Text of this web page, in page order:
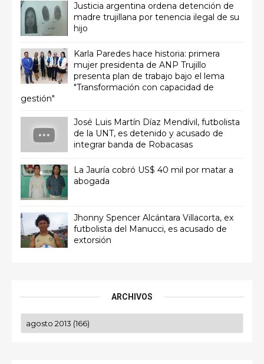
Justicia argentina ordena detención de
madre trujillana por tenencia ilegal de su
hijo
Karla Paredes hace historia: primera
mujer presidenta de ANP Trujillo
presenta plan de trabajo bajo el lema
"Transformación con capacidad de
gestión"
José Luis Martín Díaz Mendívil, futbolista
de la UNT, es detenido y acusado de
integrar banda de Robacasas
La Jauría cobró US$ 40 mil por matar a
abogada
Jhonny Spencer Alcántara Villacorta, ex
futbolista del Manucci, es acusado de
extorsión
ARCHIVOS